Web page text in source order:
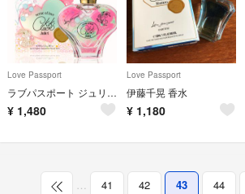
Love Passport
ラブパスポート ジュリエット キキ クレール オードパルファム Disney
¥ 1,480
Love Passport
伊藤千晃 香水
¥ 1,180
… 41 42 43 44